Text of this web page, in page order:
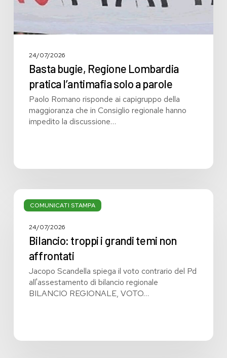
24/07/2026
Basta bugie, Regione Lombardia
pratica l’antimafia solo a parole
Paolo Romano risponde ai capigruppo della
maggioranza che in Consiglio regionale hanno
impedito la discussione…
COMUNICATI STAMPA
Bilancio:
troppi
grandi
affrontati
24/07/2026
Bilancio: troppi i grandi temi non
affrontati
Jacopo Scandella spiega il voto contrario del Pd
all'assestamento di bilancio regionale
BILANCIO REGIONALE, VOTO…